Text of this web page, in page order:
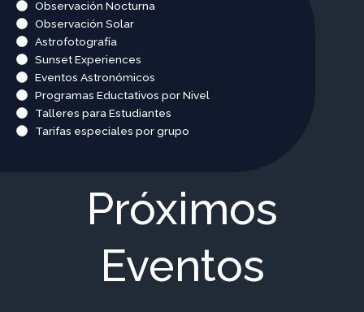
Observación Nocturna
Observación Solar
Astrofotografía
Sunset Experiences
Eventos Astronómicos
Programas Eductativos por Nivel
Talleres para Estudiantes
Tarifas especiales por grupo
Próximos
Eventos